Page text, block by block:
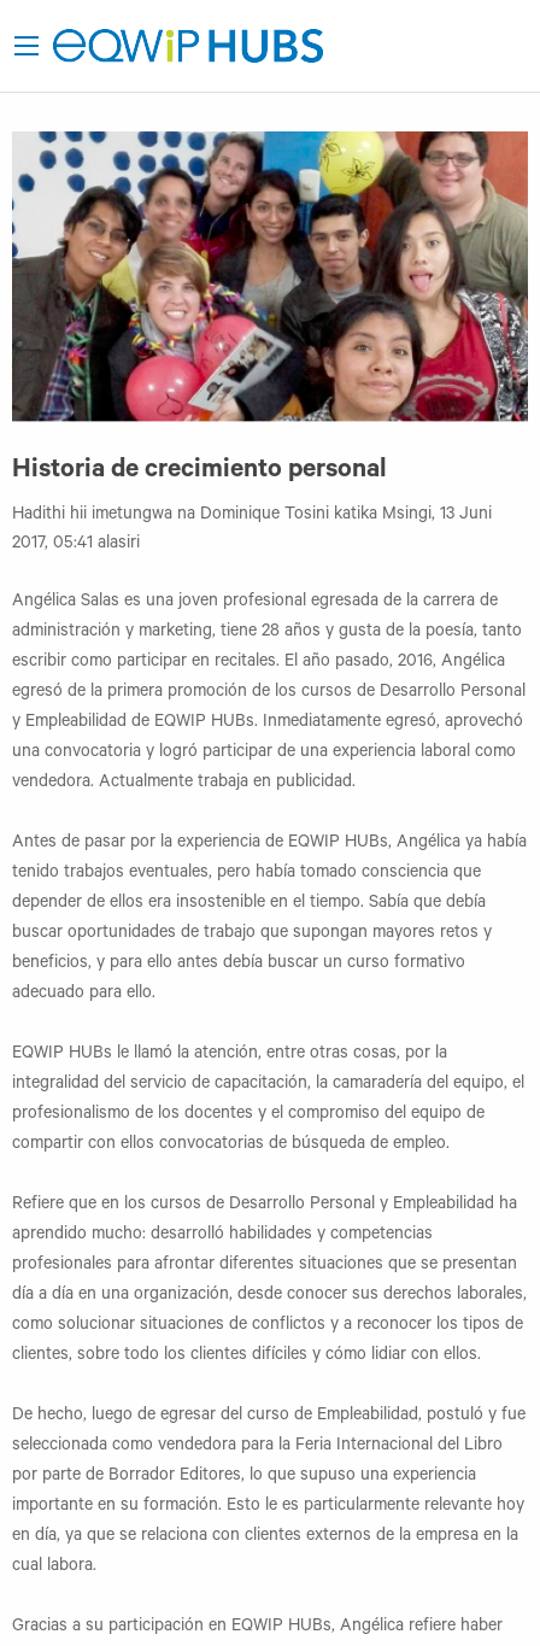
Historia de crecimiento personal
Hadithi hii imetungwa na Dominique Tosini katika Msingi, 13 Juni
2017, 05:41 alasiri
Angélica Salas es una joven profesional egresada de la carrera de
administración y marketing, tiene 28 años y gusta de la poesía, tanto
escribir como participar en recitales. El año pasado, 2016, Angélica
egresó de la primera promoción de los cursos de Desarrollo Personal
y Empleabilidad de EQWIP HUBs. Inmediatamente egresó, aprovechó
una convocatoria y logró participar de una experiencia laboral como
vendedora. Actualmente trabaja en publicidad.
Antes de pasar por la experiencia de EQWIP HUBs, Angélica ya había
tenido trabajos eventuales, pero había tomado consciencia que
depender de ellos era insostenible en el tiempo. Sabía que debía
buscar oportunidades de trabajo que supongan mayores retos y
beneficios, y para ello antes debía buscar un curso formativo
adecuado para ello.
EQWIP HUBs le llamó la atención, entre otras cosas, por la
integralidad del servicio de capacitación, la camaradería del equipo, el
profesionalismo de los docentes y el compromiso del equipo de
compartir con ellos convocatorias de búsqueda de empleo.
Refiere que en los cursos de Desarrollo Personal y Empleabilidad ha
aprendido mucho: desarrolló habilidades y competencias
profesionales para afrontar diferentes situaciones que se presentan
día a día en una organización, desde conocer sus derechos laborales,
como solucionar situaciones de conflictos y a reconocer los tipos de
clientes, sobre todo los clientes difíciles y cómo lidiar con ellos.
De hecho, luego de egresar del curso de Empleabilidad, postuló y fue
seleccionada como vendedora para la Feria Internacional del Libro
por parte de Borrador Editores, lo que supuso una experiencia
importante en su formación. Esto le es particularmente relevante hoy
en día, ya que se relaciona con clientes externos de la empresa en la
cual labora.
Gracias a su participación en EQWIP HUBs, Angélica refiere haber